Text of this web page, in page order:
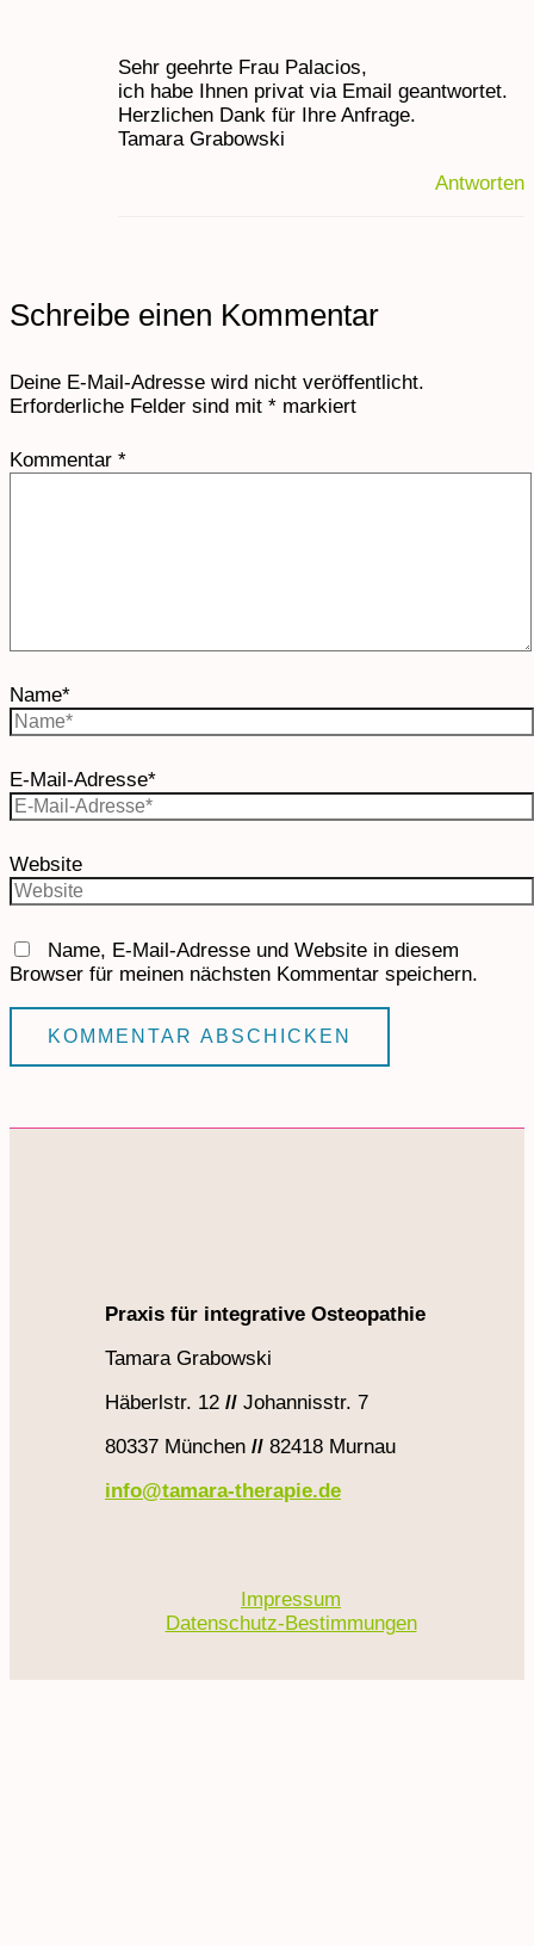
Sehr geehrte Frau Palacios,
ich habe Ihnen privat via Email geantwortet.
Herzlichen Dank für Ihre Anfrage.
Tamara Grabowski
Antworten
Schreibe einen Kommentar
Deine E-Mail-Adresse wird nicht veröffentlicht.
Erforderliche Felder sind mit * markiert
Kommentar *
Name*
E-Mail-Adresse*
Website
Name, E-Mail-Adresse und Website in diesem
Browser für meinen nächsten Kommentar speichern.
Praxis für integrative Osteopathie
Tamara Grabowski
Häberlstr. 12 // Johannisstr. 7
80337 München // 82418 Murnau
info@tamara-therapie.de
Impressum
Datenschutz-Bestimmungen